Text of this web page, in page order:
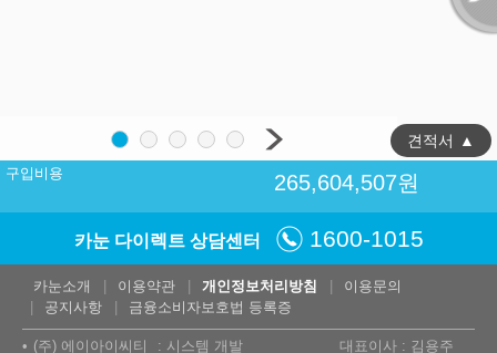
구입비용 265,604,507원
견적서 ▲
카눈 다이렉트 상담센터 1600-1015
카눈소개 이용약관 개인정보처리방침
이용문의
공지사항
금융소비자보호법 등록증
(주) 에이아이씨티 시스템 개발
대표이사 : 김용주